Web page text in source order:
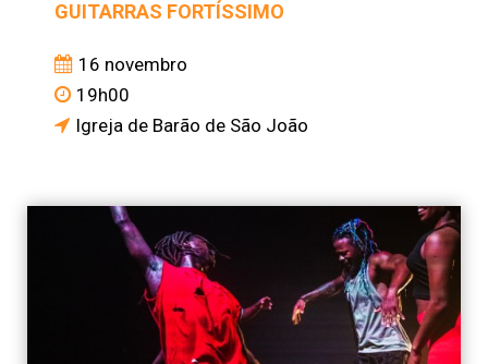
GUITARRAS FORTÍSSIMO
16 novembro
19h00
Igreja de Barão de São João